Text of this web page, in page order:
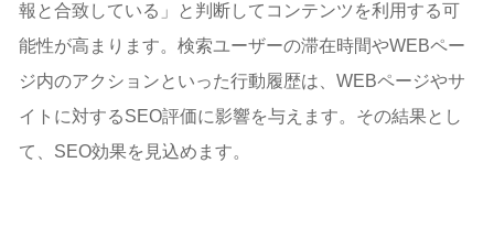
報と合致している」と判断してコンテンツを利用する可
能性が高まります。検索ユーザーの滞在時間やWEBペー
ジ内のアクションといった行動履歴は、WEBページやサ
イトに対するSEO評価に影響を与えます。その結果とし
て、SEO効果を見込めます。